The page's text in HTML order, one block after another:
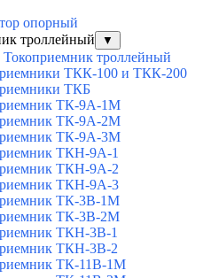
опорный
троллейный
▼
Токоприемник троллейный
ТКК-100 и ТКК-200
ТКБ
ТК-9А-1М
ТК-9А-2М
ТК-9А-3М
ТКН-9А-1
ТКН-9А-2
ТКН-9А-3
ТК-3В-1М
ТК-3В-2М
ТКН-3В-1
ТКН-3В-2
ТК-11В-1М